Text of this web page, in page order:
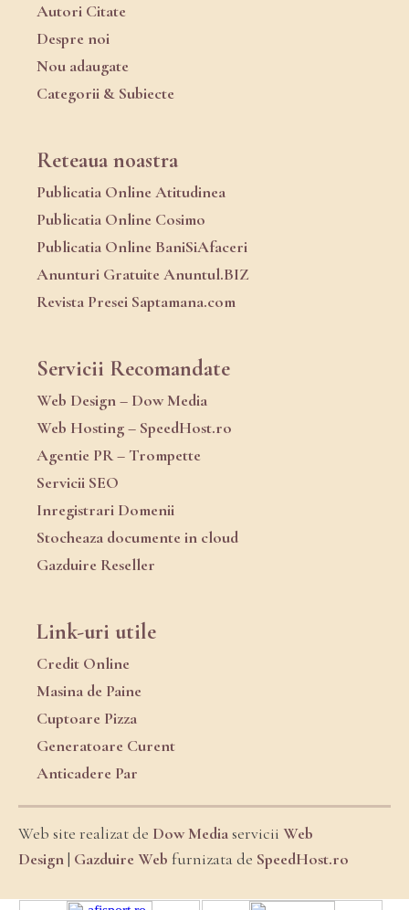
Autori Citate
Despre noi
Nou adaugate
Categorii & Subiecte
Reteaua noastra
Publicatia Online Atitudinea
Publicatia Online Cosimo
Publicatia Online BaniSiAfaceri
Anunturi Gratuite Anuntul.BIZ
Revista Presei Saptamana.com
Servicii Recomandate
Web Design – Dow Media
Web Hosting – SpeedHost.ro
Agentie PR – Trompette
Servicii SEO
Inregistrari Domenii
Stocheaza documente in cloud
Gazduire Reseller
Link-uri utile
Credit Online
Masina de Paine
Cuptoare Pizza
Generatoare Curent
Anticadere Par
Web site realizat de Dow Mediaservicii Web
Design| Gazduire Web furnizata de SpeedHost.ro